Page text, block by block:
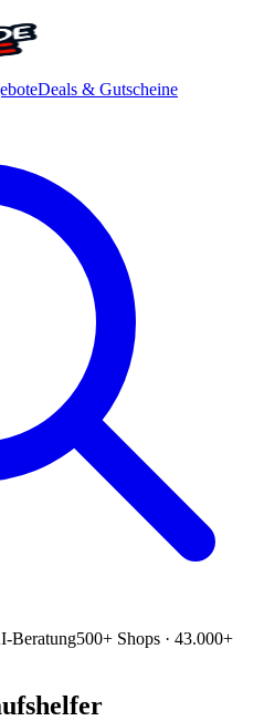
Deals & Gutscheine
Beratung500+ Shops · 43.000+